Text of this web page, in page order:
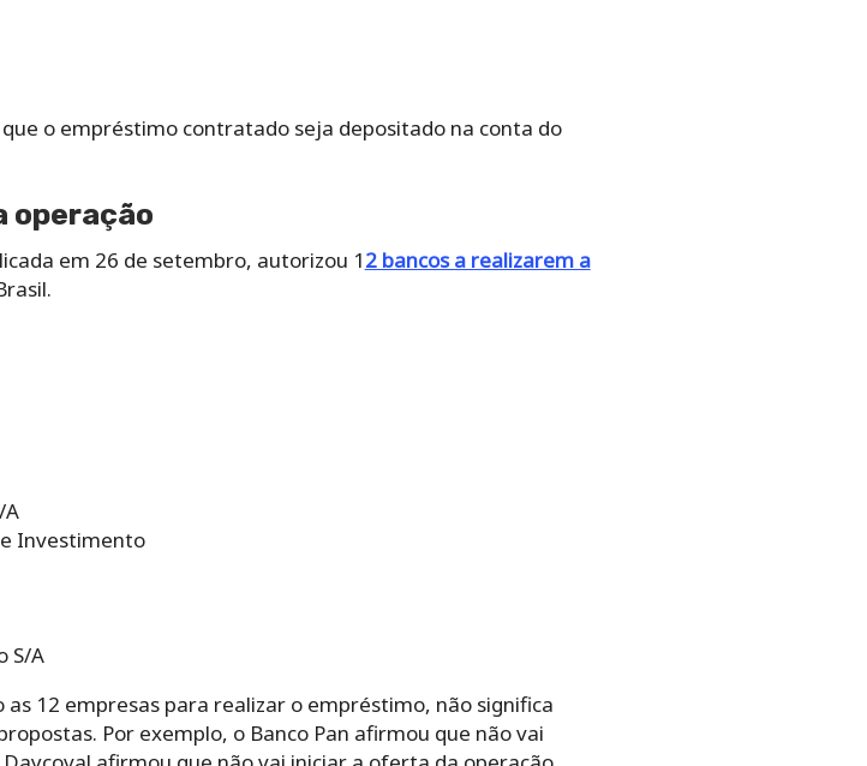
o empréstimo contratado seja depositado na conta do
operação
em 26 de setembro, autorizou 12 bancos a realizarem a
A
Investimento
S/A
12 empresas para realizar o empréstimo, não significa
Por exemplo, o Banco Pan afirmou que não vai